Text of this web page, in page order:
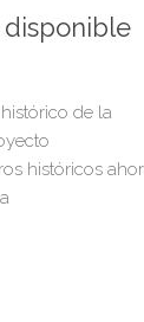
disponible
de la
históricos